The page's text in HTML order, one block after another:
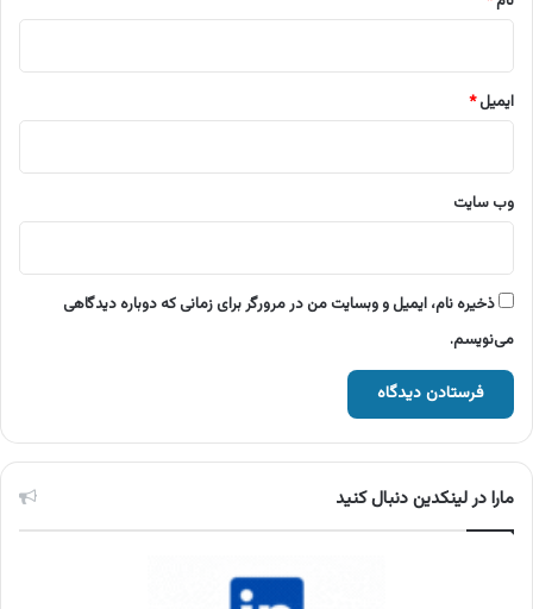
ایمیل*
وب‌ سایت
ذخیره نام، ایمیل و وبسایت من در مرورگر برای زمانی که دوباره دیدگاهی
می‌نویسم.
مارا در لینکدین دنبال کنید